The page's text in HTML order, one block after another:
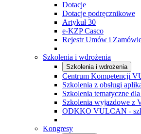
Dotacje
Dotacje podręcznikowe
Artykuł 30
e-KZP Casco
Rejestr Umów i
Szkolenia i wdrożenia
Szkolenia i wdrożenia
Centrum Kompetencji
Szkolenia z obsługi
Szkolenia tematyczne
Szkolenia wyjazdowe
ODKKO VULCAN -
Kongresy